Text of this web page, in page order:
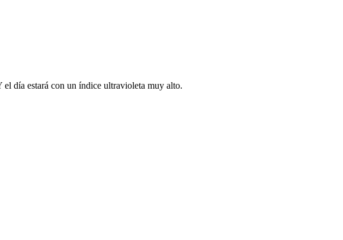
el día estará con un índice ultravioleta muy alto.